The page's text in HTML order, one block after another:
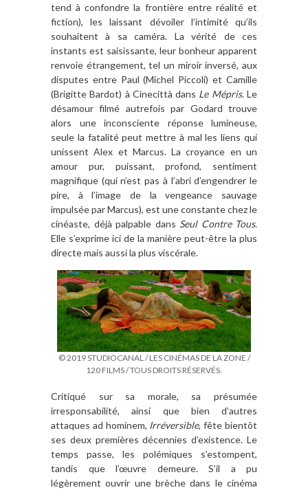
tend à confondre la frontière entre réalité et
fiction), les laissant dévoiler l’intimité qu’ils
souhaitent à sa caméra. La vérité de ces
instants est saisissante, leur bonheur apparent
renvoie étrangement, tel un miroir inversé, aux
disputes entre Paul (Michel Piccoli) et Camille
(Brigitte Bardot) à Cinecittà dans Le Mépris. Le
désamour filmé autrefois par Godard trouve
alors une inconsciente réponse lumineuse,
seule la fatalité peut mettre à mal les liens qui
unissent Alex et Marcus. La croyance en un
amour pur, puissant, profond, sentiment
magnifique (qui n’est pas à l’abri d’engendrer le
pire, à l’image de la vengeance sauvage
impulsée par Marcus), est une constante chez le
cinéaste, déjà palpable dans Seul Contre Tous.
Elle s’exprime ici de la manière peut-être la plus
directe mais aussi la plus viscérale.
© 2019 STUDIOCANAL / LES CINÉMAS DE LA ZONE /
120 FILMS / TOUS DROITS RÉSERVÉS.
Critiqué sur sa morale, sa présumée
irresponsabilité, ainsi que bien d’autres
attaques ad hominem, Irréversible, fête bientôt
ses deux premières décennies d’existence. Le
temps passe, les polémiques s’estompent,
tandis que l’œuvre demeure. S’il a pu
légèrement ouvrir une brèche dans le cinéma